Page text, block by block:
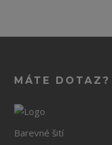
MÁTE DOTAZ?
Barevné šití